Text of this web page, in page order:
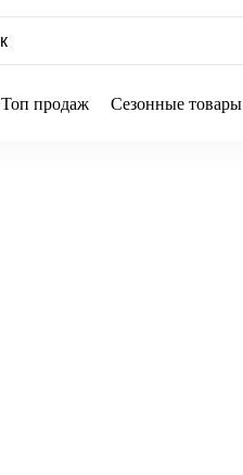
Топ продаж Сезонные товары